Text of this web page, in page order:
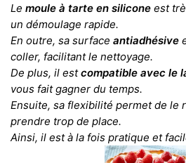
Le moule à tarte en silicone est
un démoulage rapide.
En outre, sa surface antiadhésive
coller, facilitant le nettoyage.
De plus, il estcompatible avec le
vous fait gagner du temps.
Ensuite, sa flexibilité permet de le
prendre trop de place.
Ainsi, il est à la fois pratique et